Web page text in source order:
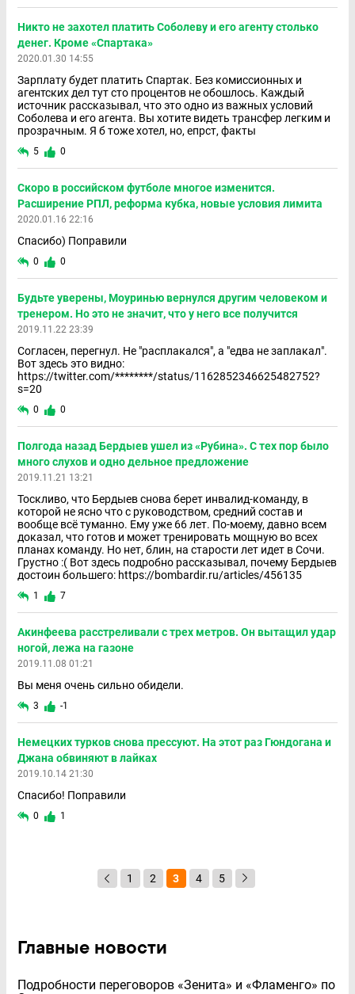
Никто не захотел платить Соболеву и его агенту столько
денег. Кроме «Спартака»
2020.01.30 14:55
Зарплату будет платить Спартак. Без комиссионных и
агентских дел тут сто процентов не обошлось. Каждый
источник рассказывал, что это одно из важных условий
Соболева и его агента. Вы хотите видеть трансфер легким и
прозрачным. Я б тоже хотел, но, епрст, факты
5 0
Скоро в российском футболе многое изменится.
Расширение РПЛ, реформа кубка, новые условия лимита
2020.01.16 22:16
Спасибо) Поправили
0 0
Будьте уверены, Моуринью вернулся другим человеком и
тренером. Но это не значит, что у него все получится
2019.11.22 23:39
Согласен, перегнул. Не "расплакался", а "едва не заплакал".
Вот здесь это видно:
https://twitter.com/********/status/1162852346625482752?
s=20
0 0
Полгода назад Бердыев ушел из «Рубина». С тех пор было
много слухов и одно дельное предложение
2019.11.21 13:21
Тоскливо, что Бердыев снова берет инвалид-команду, в
которой не ясно что с руководством, средний состав и
вообще всё туманно. Ему уже 66 лет. По-моему, давно всем
доказал, что готов и может тренировать мощную во всех
планах команду. Но нет, блин, на старости лет идет в Сочи.
Грустно :( Вот здесь подробно рассказывал, почему Бердыев
достоин большего: https://bombardir.ru/articles/456135
1 7
Акинфеева расстреливали с трех метров. Он вытащил удар
ногой, лежа на газоне
2019.11.08 01:21
Вы меня очень сильно обидели.
3 -1
Немецких турков снова прессуют. На этот раз Гюндогана и
Джана обвиняют в лайках
2019.10.14 21:30
Спасибо! Поправили
0 1
1 2 3 4 5
Главные новости
Подробности переговоров «Зенита» и «Фламенго» по